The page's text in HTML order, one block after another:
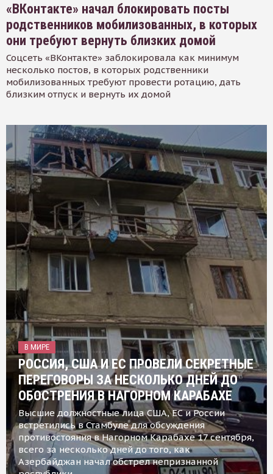
«ВКонтакте» начал блокировать посты
родственников мобилизованных, в которых
они требуют вернуть близких домой
Соцсеть «ВКонтакте» заблокировала как минимум
несколько постов, в которых родственники
мобилизованных требуют провести ротацию, дать
близким отпуск и вернуть их домой
В МИРЕ
РОССИЯ, США И ЕС ПРОВЕЛИ СЕКРЕТНЫЕ
ПЕРЕГОВОРЫ ЗА НЕСКОЛЬКО ДНЕЙ ДО
ОБОСТРЕНИЯ В НАГОРНОМ КАРАБАХЕ
Высшие должностные лица США, ЕС и России
встретились в Стамбуле для обсуждения
противостояния в Нагорном Карабахе 17 сентября,
всего за несколько дней до того, как
Азербайджан начал обстрел непризнанной